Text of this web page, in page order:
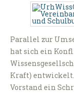
Parallel zur
hat sich ein
Kraft) entwickelt.
Vorstand ein